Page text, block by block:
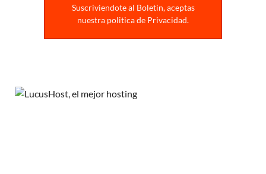
Suscriviendote al Boletin, aceptas
nuestra politica de Privacidad.